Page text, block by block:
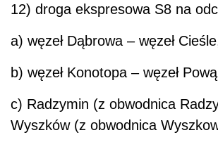
12) droga ekspresowa S8 na
a) węzeł Dąbrowa – węzeł
b) węzeł Konotopa – węzeł
c) Radzymin (z obwodnica
Wyszków (z obwodnica